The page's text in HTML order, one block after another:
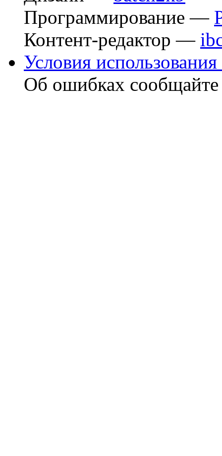
Программирование —
Контент-редактор —
Условия использования
Об ошибках